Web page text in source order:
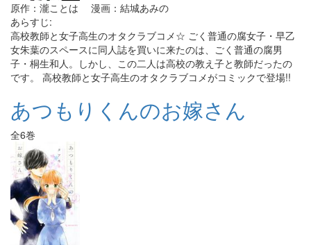
原作：瀧ことは 漫画：結城あみの
あらすじ:
高校教師と女子高生のオタクラブコメ☆ ごく普通の腐女子・早乙
女朱葉のスペースに同人誌を買いに来たのは、ごく普通の腐男
子・桐生和人。しかし、この二人は高校の教え子と教師だったの
です。 高校教師と女子高生のオタクラブコメがコミックで登場!!
あつもりくんのお嫁さん
全6巻